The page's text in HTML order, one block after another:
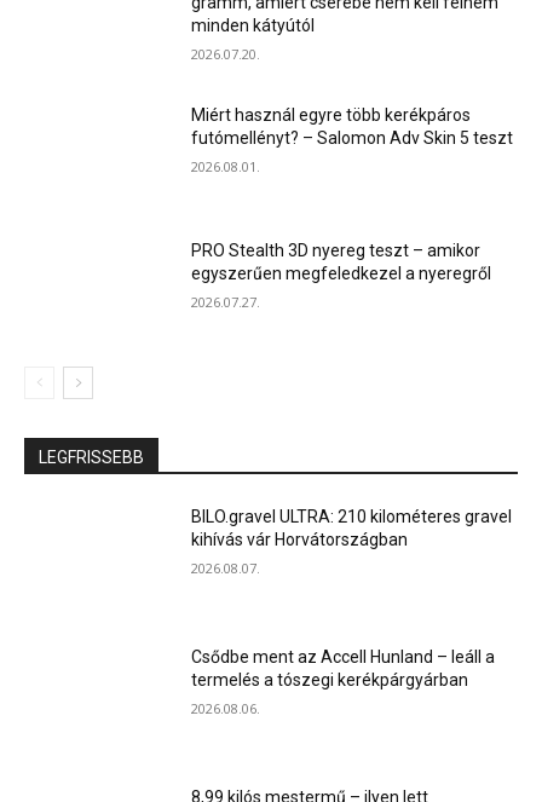
minden kátyútól
2026.07.20.
Miért használ egyre több kerékpáros
futómellényt? – Salomon Adv Skin 5 teszt
2026.08.01.
PRO Stealth 3D nyereg teszt – amikor
egyszerűen megfeledkezel a nyeregről
2026.07.27.
LEGFRISSEBB
BILO.gravel ULTRA: 210 kilométeres gravel
kihívás vár Horvátországban
2026.08.07.
Csődbe ment az Accell Hunland – leáll a
termelés a tószegi kerékpárgyárban
2026.08.06.
8,99 kilós mestermű – ilyen lett